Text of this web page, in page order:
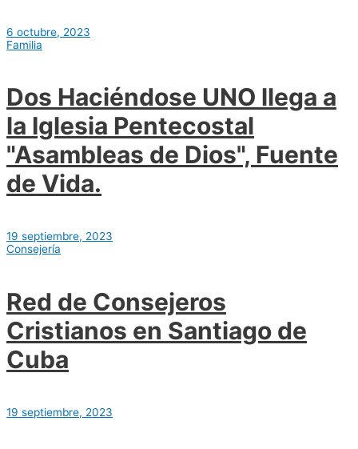
6 octubre, 2023
Familia
Dos Haciéndose UNO llega a
la Iglesia Pentecostal
"Asambleas de Dios", Fuente
de Vida.
19 septiembre, 2023
Consejería
Red de Consejeros
Cristianos en Santiago de
Cuba
19 septiembre, 2023